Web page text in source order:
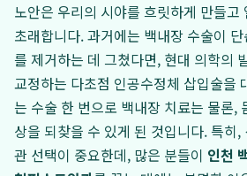
노안은 우리의 시야를 흐릿하게 만들고
초래합니다. 과거에는 백내장 수술이
를 제거하는 데 그쳤다면, 현대 의학의
교정하는 다초점 인공수정체 삽입술을
는 수술 한 번으로 백내장 치료는 물론,
상을 되찾을 수 있게 된 것입니다. 특히,
관 선택이 중요한데, 많은 분들이 인천